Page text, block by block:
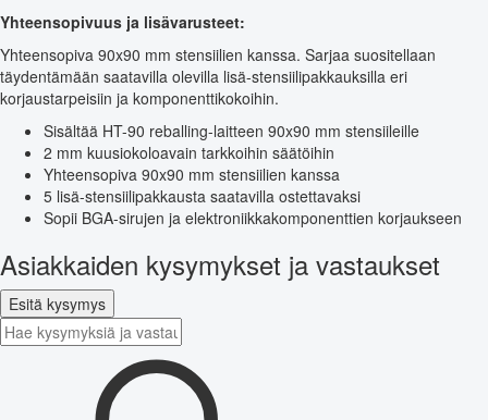
Yhteensopivuus ja lisävarusteet:
Yhteensopiva 90x90 mm stensiilien kanssa. Sarjaa suositellaan
täydentämään saatavilla olevilla lisä-stensiilipakkauksilla eri
korjaustarpeisiin ja komponenttikokoihin.
Sisältää HT-90 reballing-laitteen 90x90 mm stensiileille
2 mm kuusiokoloavain tarkkoihin säätöihin
Yhteensopiva 90x90 mm stensiilien kanssa
5 lisä-stensiilipakkausta saatavilla ostettavaksi
Sopii BGA-sirujen ja elektroniikkakomponenttien korjaukseen
Asiakkaiden kysymykset ja vastaukset
Esitä kysymys